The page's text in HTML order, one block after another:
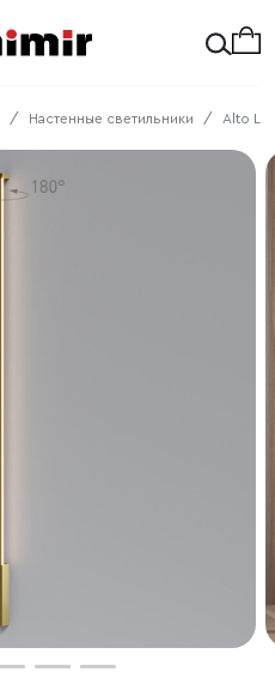
Настенные светильники Alto